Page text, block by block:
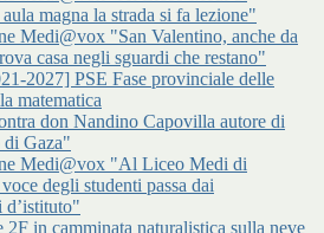
magna la strada si fa lezione"
Medi@vox "San Valentino, anche da
casa negli sguardi che restano"
2027] PSE Fase provinciale delle
matematica
don Nandino Capovilla autore di
Gaza"
Medi@vox "Al Liceo Medi di
degli studenti passa dai
d’istituto"
2F in camminata naturalistica sulla neve